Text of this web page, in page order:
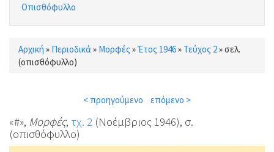
Οπισθόφυλλο
Είστε εδώ
Αρχική » Περιοδικά » Μορφές »Έτος 1946» Τεύχος 2»σελ.
(οπισθόφυλλο)
< προηγούμενο επόμενο >
«#», Μορφές, τχ. 2 (Νοέμβριος 1946), σ.
(οπισθόφυλλο)